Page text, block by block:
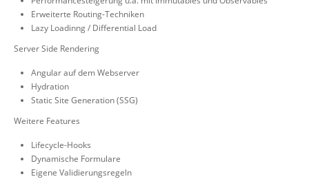
Erweiterte Routing-Techniken
Lazy Loadinng / Differential Load
Server Side Rendering
Angular auf dem Webserver
Hydration
Static Site Generation (SSG)
Weitere Features
Lifecycle-Hooks
Dynamische Formulare
Eigene Validierungsregeln